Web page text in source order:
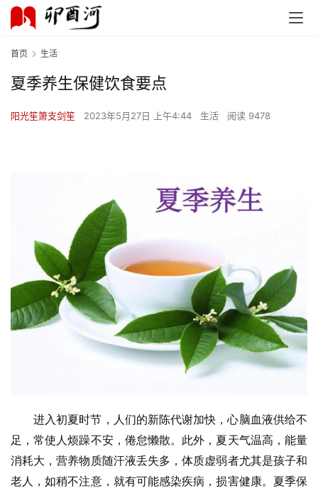
首页 生活
夏季养生保健饮食要点
阳光笙箫支剑笙 2023年5月27日 上午4:44 生活 阅读 9478
进入初夏时节，人们的新陈代谢加快，心脑血液供给不
足，常使人烦躁不安，倦怠懒散。此外，夏天气温高，能量
消耗大，营养物质随汗液丢失多，体质虚弱者尤其是孩子和
老人，如稍不注意，就有可能感染疾病，损害健康。夏季保